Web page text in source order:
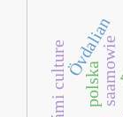
saamowie
Övdalian
sámi culture polska